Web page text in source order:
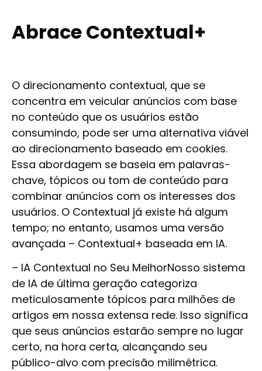
Abrace Contextual+
O direcionamento contextual, que se
concentra em veicular anúncios com base
no conteúdo que os usuários estão
consumindo, pode ser uma alternativa viável
ao direcionamento baseado em cookies.
Essa abordagem se baseia em palavras-
chave, tópicos ou tom de conteúdo para
combinar anúncios com os interesses dos
usuários. O Contextual já existe há algum
tempo; no entanto, usamos uma versão
avançada – Contextual+ baseada em IA.
– IA Contextual no Seu MelhorNosso sistema
de IA de última geração categoriza
meticulosamente tópicos para milhões de
artigos em nossa extensa rede. Isso significa
que seus anúncios estarão sempre no lugar
certo, na hora certa, alcançando seu
público-alvo com precisão milimétrica.